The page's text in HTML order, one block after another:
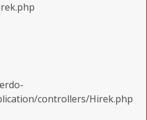
controllers/Hirek.php